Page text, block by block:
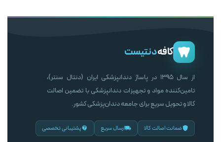
کافهدنتیست
از سال ۱۳۹۵ در پاساژ دندانپزشکی ایران (دنتال سنتر)،
تامین‌کننده مواد و تجهیزات دندانپزشکی با تضمین اصالت
کالا و تحویل سریع برای جامعه دندان‌پزشکی کشور.
ضمانت اصالت کالا ارسال سریع پشتیبانی تخصصی